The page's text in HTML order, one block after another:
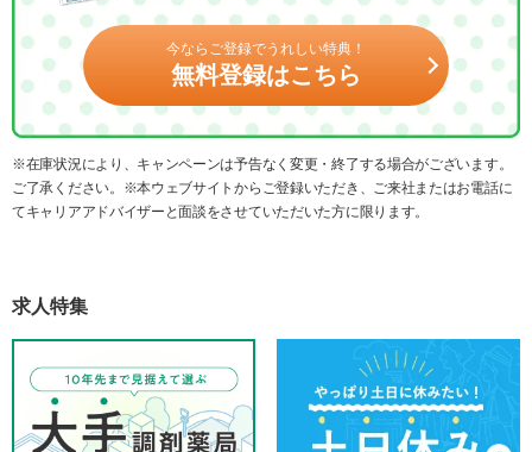
今ならご登録でうれしい特典！
無料登録はこちら
※在庫状況により、キャンペーンは予告なく変更・終了する場合がございます。
ご了承ください。※本ウェブサイトからご登録いただき、ご来社またはお電話に
てキャリアアドバイザーと面談をさせていただいた方に限ります。
求人特集